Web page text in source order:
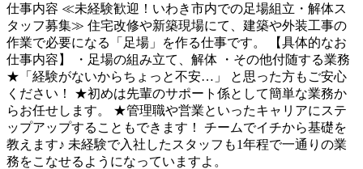
仕事内容 ≪未経験歓迎！いわき市内での足場組立・解体ス
タッフ募集≫ 住宅改修や新築現場にて、建築や外装工事の
作業で必要になる「足場」を作る仕事です。 【具体的なお
仕事内容】 ・足場の組み立て、解体 ・その他付随する業務
★「経験がないからちょっと不安…」 と思った方もご安心
ください！ ★初めは先輩のサポート係として簡単な業務か
らお任せします。 ★管理職や営業といったキャリアにステ
ップアップすることもできます！ チームでイチから基礎を
教えます♪ 未経験で入社したスタッフも1年程で一通りの業
務をこなせるようになっていますよ。